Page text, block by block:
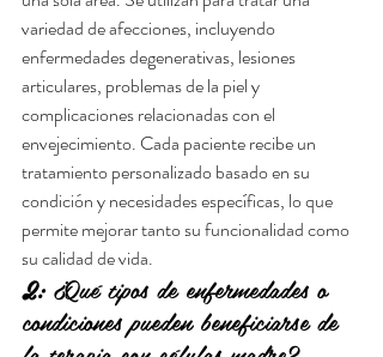
variedad de afecciones, incluyendo
enfermedades degenerativas, lesiones
articulares, problemas de la piel y
complicaciones relacionadas con el
envejecimiento. Cada paciente recibe un
tratamiento personalizado basado en su
condición y necesidades específicas, lo que
permite mejorar tanto su funcionalidad como
su calidad de vida.
2: ¿Qué tipos de enfermedades o
condiciones pueden beneficiarse de